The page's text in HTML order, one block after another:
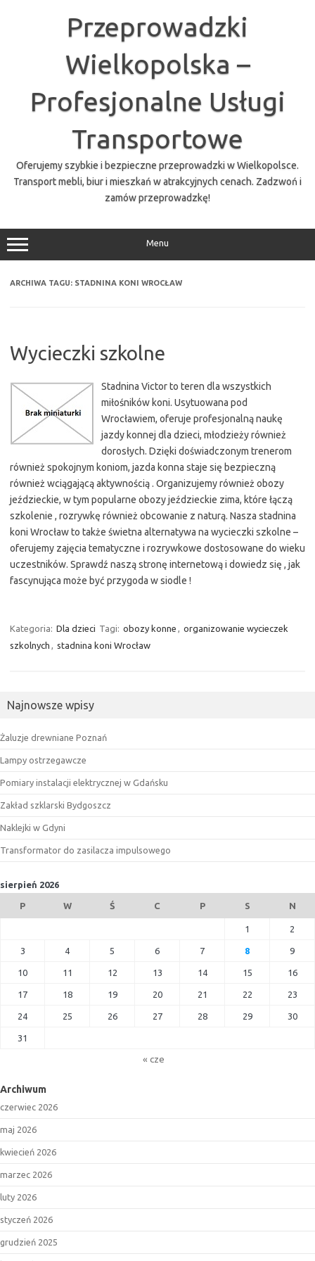
Przeprowadzki
Wielkopolska –
Profesjonalne Usługi
Transportowe
Oferujemy szybkie i bezpieczne przeprowadzki w Wielkopolsce.
Transport mebli, biur i mieszkań w atrakcyjnych cenach. Zadzwoń i
zamów przeprowadzkę!
Menu
ARCHIWA TAGU: STADNINA KONI WROCŁAW
Wycieczki szkolne
Stadnina Victor to teren dla wszystkich
miłośników koni. Usytuowana pod
Wrocławiem, oferuje profesjonalną naukę
jazdy konnej dla dzieci, młodzieży również
dorosłych. Dzięki doświadczonym trenerom
również spokojnym koniom, jazda konna staje się bezpieczną
również wciągającą aktywnością . Organizujemy również obozy
jeździeckie, w tym popularne obozy jeździeckie zima, które łączą
szkolenie , rozrywkę również obcowanie z naturą. Nasza stadnina
koni Wrocław to także świetna alternatywa na wycieczki szkolne –
oferujemy zajęcia tematyczne i rozrywkowe dostosowane do wieku
uczestników. Sprawdź naszą stronę internetową i dowiedz się , jak
fascynująca może być przygoda w siodle !
Kategoria: Dla dzieci Tagi: obozy konne , organizowanie wycieczek
szkolnych , stadnina koni Wrocław
Najnowsze wpisy
Żaluzje drewniane Poznań
Lampy ostrzegawcze
Pomiary instalacji elektrycznej w Gdańsku
Zakład szklarski Bydgoszcz
Naklejki w Gdyni
Transformator do zasilacza impulsowego
sierpień 2026
P W Ś C P S N
1 2
3 4 5 6 7 8 9
10 11 12 13 14 15 16
17 18 19 20 21 22 23
24 25 26 27 28 29 30
31
« cze
Archiwum
czerwiec 2026
maj 2026
kwiecień 2026
marzec 2026
luty 2026
styczeń 2026
grudzień 2025